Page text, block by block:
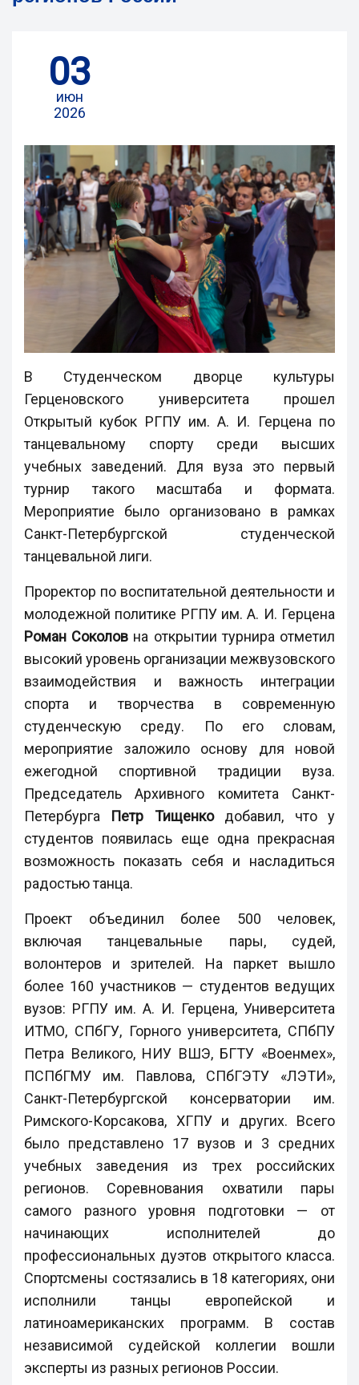
03
июн
2026
В Студенческом дворце культуры
Герценовского университета прошел
Открытый кубок РГПУ им. А. И. Герцена по
танцевальному спорту среди высших
учебных заведений. Для вуза это первый
турнир такого масштаба и формата.
Мероприятие было организовано в рамках
Санкт-Петербургской студенческой
танцевальной лиги.
Проректор по воспитательной деятельности и
молодежной политике РГПУ им. А. И. Герцена
Роман Соколов на открытии турнира отметил
высокий уровень организации межвузовского
взаимодействия и важность интеграции
спорта и творчества в современную
студенческую среду. По его словам,
мероприятие заложило основу для новой
ежегодной спортивной традиции вуза.
Председатель Архивного комитета Санкт-
Петербурга Петр Тищенкодобавил, что у
студентов появилась еще одна прекрасная
возможность показать себя и насладиться
радостью танца.
Проект объединил более 500 человек,
включая танцевальные пары, судей,
волонтеров и зрителей. На паркет вышло
более 160 участников — студентов ведущих
вузов: РГПУ им. А. И. Герцена, Университета
ИТМО, СПбГУ, Горного университета, СПбПУ
Петра Великого, НИУ ВШЭ, БГТУ «Военмех»,
ПСПбГМУ им. Павлова, СПбГЭТУ «ЛЭТИ»,
Санкт-Петербургской консерватории им.
Римского-Корсакова, ХГПУ и других. Всего
было представлено 17 вузов и 3 средних
учебных заведения из трех российских
регионов. Соревнования охватили пары
самого разного уровня подготовки — от
начинающих исполнителей до
профессиональных дуэтов открытого класса.
Спортсмены состязались в 18 категориях, они
исполнили танцы европейской и
латиноамериканских программ. В состав
независимой судейской коллегии вошли
эксперты из разных регионов России.